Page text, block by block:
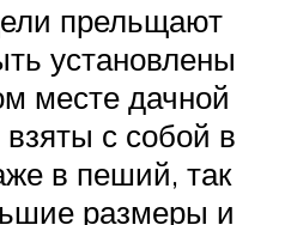
прельщают
установлены
месте дачной
с собой в
в пеший, так
размеры и